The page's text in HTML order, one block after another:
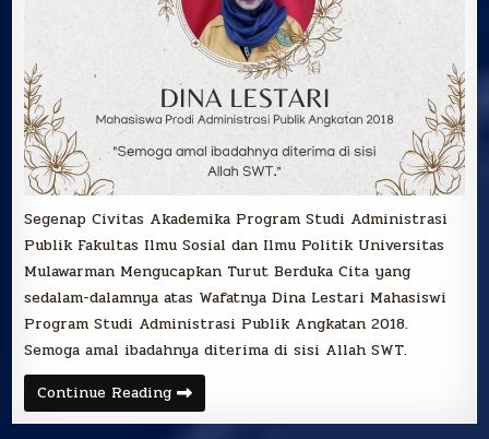
Segenap Civitas Akademika Program Studi Administrasi
Publik Fakultas Ilmu Sosial dan Ilmu Politik Universitas
Mulawarman Mengucapkan Turut Berduka Cita yang
sedalam-dalamnya atas Wafatnya Dina Lestari Mahasiswi
Program Studi Administrasi Publik Angkatan 2018.
Semoga amal ibadahnya diterima di sisi Allah SWT.
Continue ReadingUcapan
Duka
Cita